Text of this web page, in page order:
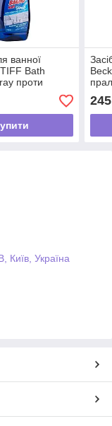
ванної
Bath
проти
750
шт х
245
Київ, Україна